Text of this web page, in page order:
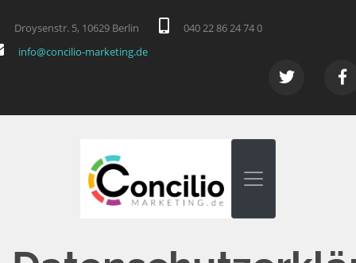
Droysenstr. 5, 10629 Berlin
040 22 86 24 74 0
info@concilio-marketing.de